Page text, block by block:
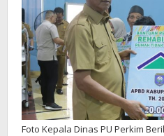
Foto Kepala Dinas PU Perkim